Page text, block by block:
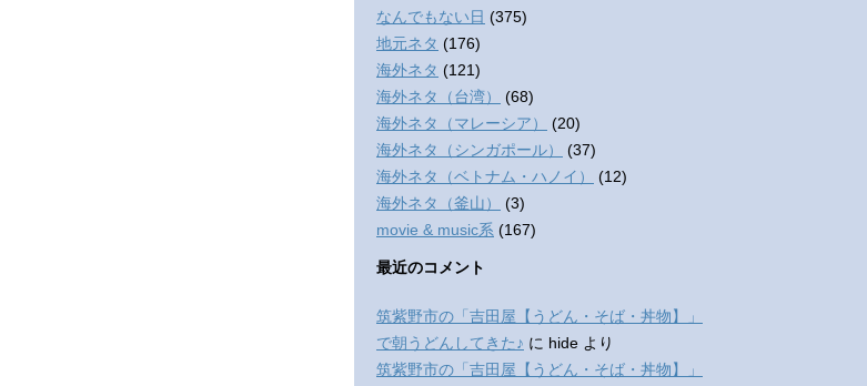
なんでもない日 (375)
地元ネタ (176)
海外ネタ (121)
海外ネタ（台湾）
(68)
海外ネタ（マレーシア）
(20)
海外ネタ（シンガポール）
(37)
海外ネタ（ベトナム・ハノイ）
(12)
海外ネタ（釜山）
(3)
movie & music系 (167)
最近のコメント
筑紫野市の「吉田屋【うどん・そば・丼物】」
で朝うどんしてきた♪ に hide より
筑紫野市の「吉田屋【うどん・そば・丼物】」